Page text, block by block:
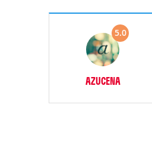
5.0
AZUCENA